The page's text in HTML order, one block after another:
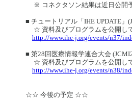
※ コネクタソン結果は近日公開
■ チュートリアル「IHE UPDATE」
☆ 資料及びプログラムを公開して
http://www.ihe-j.org/events/n37/
■ 第28回医療情報学連合大会
☆ 資料及びプログラムを公開して
http://www.ihe-j.org/events/n38/
☆☆ 今後の予定 ☆☆